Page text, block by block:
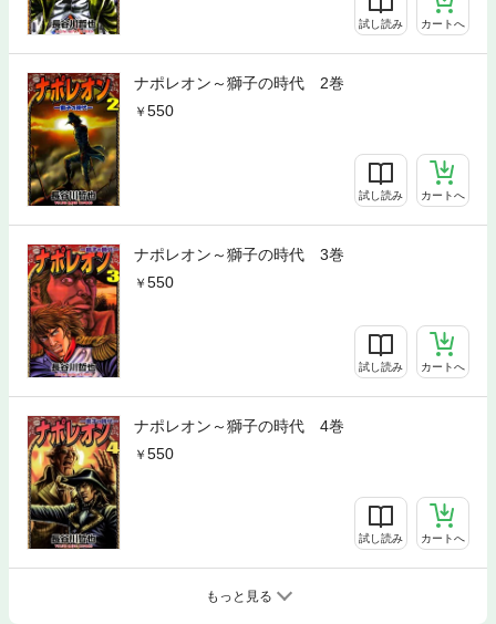
試し読み カートへ
ナポレオン～獅子の時代 2巻
550
試し読み カートへ
ナポレオン～獅子の時代 3巻
550
試し読み カートへ
ナポレオン～獅子の時代 4巻
550
試し読み カートへ
もっと見る